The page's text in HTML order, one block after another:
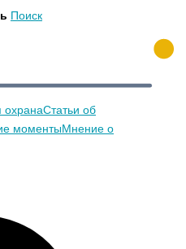
Поиск
охранаСтатьи об
моментыМнение о